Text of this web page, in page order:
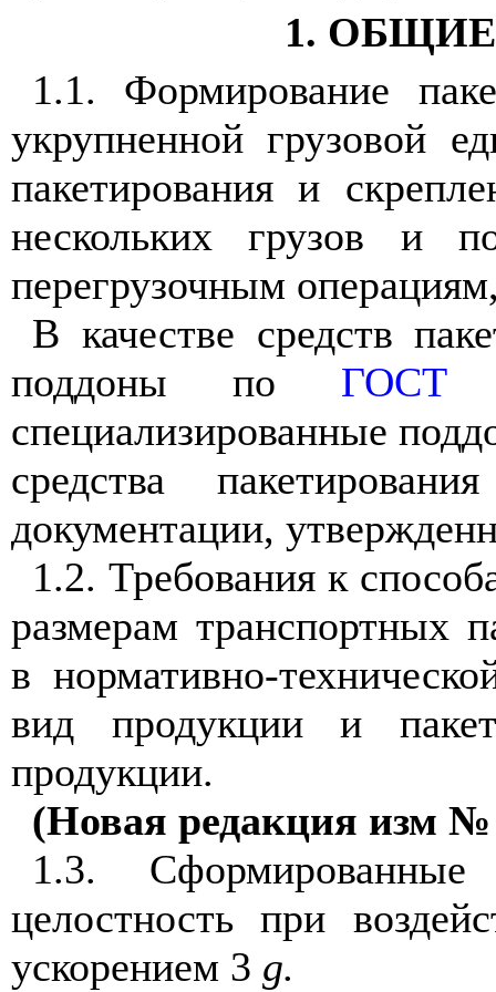
1.
1.1. Формирование
укрупненной грузовой
пакетирования и
нескольких грузов и
перегрузочным
В качестве средств
поддоны по ГОСТ
специализированные
средства
документации,
1.2. Требования к
размерам транспортных
в нормативно-
вид продукции и
продукции.
(Новая редакция изм
1.3.
целостность при
ускорением 3 g.